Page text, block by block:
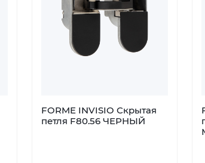
FORME INVISIO Скрытая
петля F80.56 ЧЕРНЫЙ